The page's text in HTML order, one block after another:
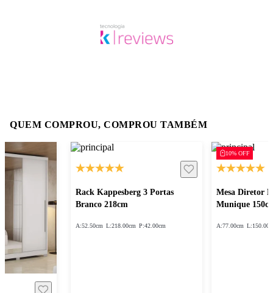
QUEM COMPROU, COMPROU TAMBÉM
Rack Kappesberg 3 Portas
Branco 218cm
A:52.50cm L:218.00cm P:42.00cm
10% OFF
Mesa Diretor
Munique
A:77.00cm L: